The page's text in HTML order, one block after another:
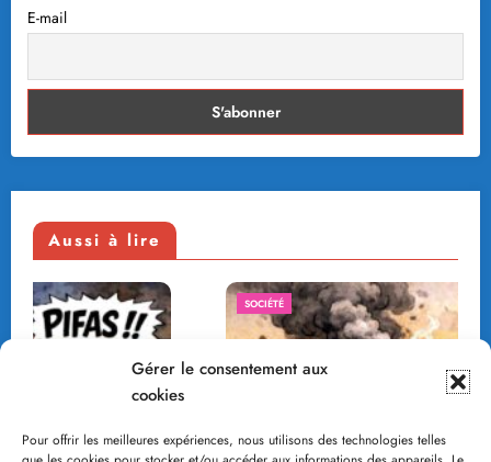
Gérer le consentement aux
cookies
Pour offrir les meilleures expériences, nous utilisons des technologies telles
E-mail
Aussi à lire
SOCIÉTÉ